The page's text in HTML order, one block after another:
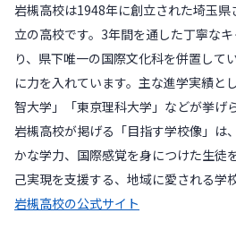
岩槻高校は1948年に創立された埼玉
立の高校です。3年間を通した丁寧な
り、県下唯一の国際文化科を併置して
に力を入れています。主な進学実績と
智大学」「東京理科大学」などが挙げ
岩槻高校が掲げる「目指す学校像」は
かな学力、国際感覚を身につけた生徒
己実現を支援する、地域に愛される学
岩槻高校の公式サイト